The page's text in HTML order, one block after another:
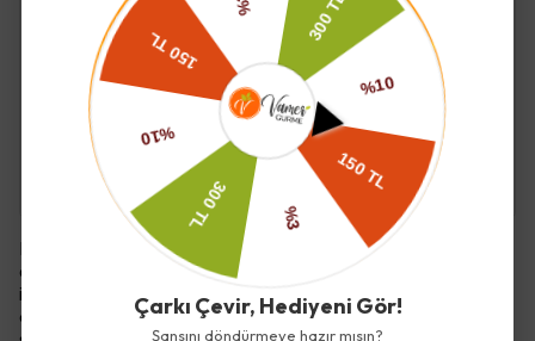
Humm Organik
Organik Kakaolu ve
Fındıklı Kek 30 Gr - Humm
Humm Organik
Organik Çilekli Fındıklı Bar
27 Gr - Humm
₺ 98.00
Kurabiye, çay ve kahve saatlerinin vazgeçilmez eşlikçisi
olmasının yanı sıra gün içinde keyifli bir mola vermek
isteyenler için ideal bir atıştırmalıktır. Farklı aroma ve
dokularla zenginleşen kurabiye çeşitleri, hem klasik lezzetleri
Çarkı Çevir, Hediyeni Gör!
Şansını döndürmeye hazır mısın?